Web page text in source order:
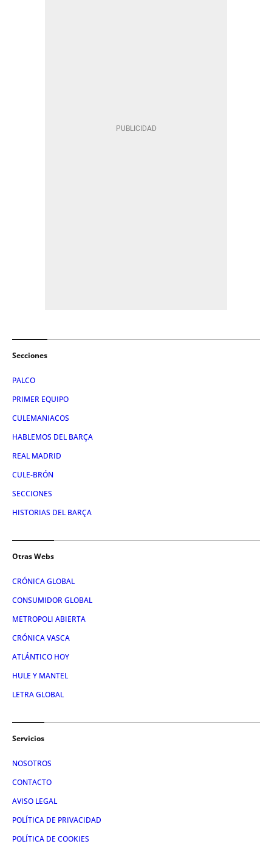
Secciones
PALCO
PRIMER EQUIPO
CULEMANIACOS
HABLEMOS DEL BARÇA
REAL MADRID
CULE-BRÓN
SECCIONES
HISTORIAS DEL BARÇA
Otras Webs
CRÓNICA GLOBAL
CONSUMIDOR GLOBAL
METROPOLI ABIERTA
CRÓNICA VASCA
ATLÁNTICO HOY
HULE Y MANTEL
LETRA GLOBAL
Servicios
NOSOTROS
CONTACTO
AVISO LEGAL
POLÍTICA DE PRIVACIDAD
POLÍTICA DE COOKIES